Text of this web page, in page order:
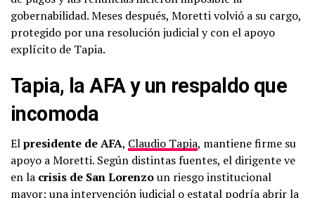
gobernabilidad. Meses después, Moretti volvió a su cargo,
protegido por una resolución judicial y con el apoyo
explícito de Tapia.
Tapia, la AFA y un respaldo que
incomoda
Elpresidente de AFA, Claudio Tapia, mantiene firme su
apoyo a Moretti. Según distintas fuentes, el dirigente ve
en la crisis de San Lorenzoun riesgo institucional
mayor: una intervención judicial o estatal podría abrir la